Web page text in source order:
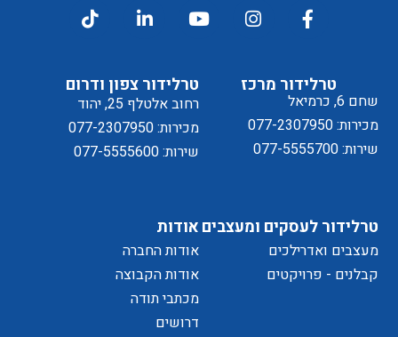
ל
טרלידור מרכז
שחם 6, כרמיאל
מכירות: 077-2307950
שירות: 077-5555700
טרלידור צפון ודרום
רחוב אלטלף 25, יהוד
מכירות: 077-2307950
שירות: 077-5555600
אודות
אודות החברה
אודות הקבוצה
מכתבי תודה
דרושים
טרלידור לעסקים ומעצבים
מעצבים ואדרילכים
קבלנים - פרויקטים